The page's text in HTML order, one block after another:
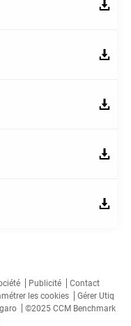
Publicité
Contact
les cookies
Gérer Utiq
©2025 CCM Benchmark